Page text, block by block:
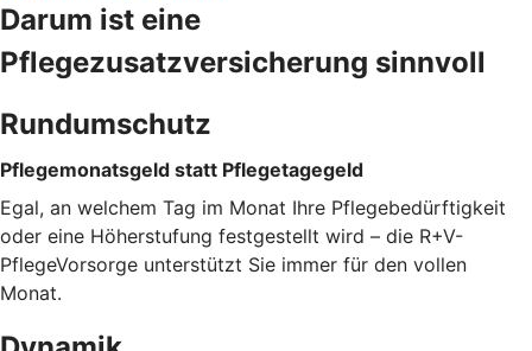
Darum ist eine
Pflegezusatzversicherung sinnvoll
Rundumschutz
Pflegemonatsgeld statt Pflegetagegeld
Egal, an welchem Tag im Monat Ihre Pflegebedürftigkeit
oder eine Höherstufung festgestellt wird – die R+V-
PflegeVorsorge unterstützt Sie immer für den vollen
Monat.